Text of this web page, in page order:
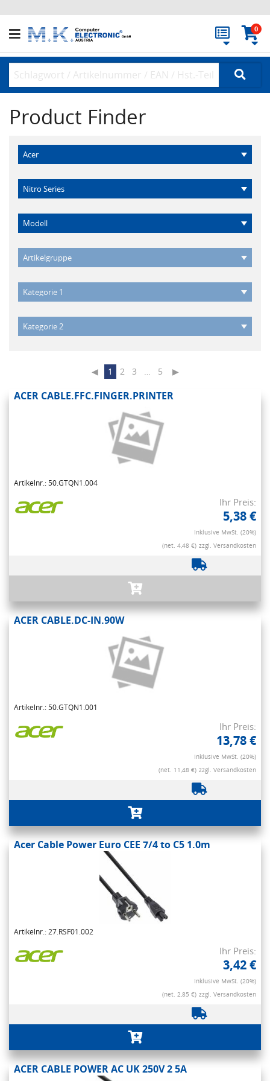
0
Product Finder
◀ 1 2 3 … 5 ▶
ACER CABLE.FFC.FINGER.PRINTER
Artikelnr.: 50.GTQN1.004
Ihr Preis:
5,38 €
Inklusive MwSt. (20%)
(net. 4,48 €) zzgl. Versandkosten
ACER CABLE.DC-IN.90W
Artikelnr.: 50.GTQN1.001
Ihr Preis:
13,78 €
Inklusive MwSt. (20%)
(net. 11,48 €) zzgl. Versandkosten
Acer Cable Power Euro CEE 7/4 to C5 1.0m
Artikelnr.: 27.RSF01.002
Ihr Preis:
3,42 €
Inklusive MwSt. (20%)
(net. 2,85 €) zzgl. Versandkosten
ACER CABLE POWER AC UK 250V 2 5A